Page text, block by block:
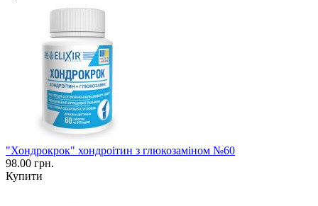
"Хондрокрок" хондроітин з глюкозаміном №60
98.00 грн.
Купити